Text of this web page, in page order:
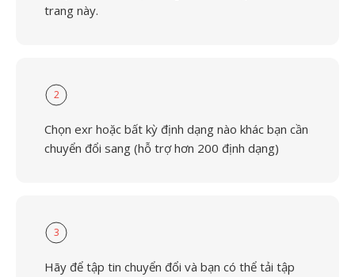
trang này.
2
Chọn exr hoặc bất kỳ định dạng nào khác bạn cần
chuyển đổi sang (hỗ trợ hơn 200 định dạng)
3
Hãy để tập tin chuyển đổi và bạn có thể tải tập